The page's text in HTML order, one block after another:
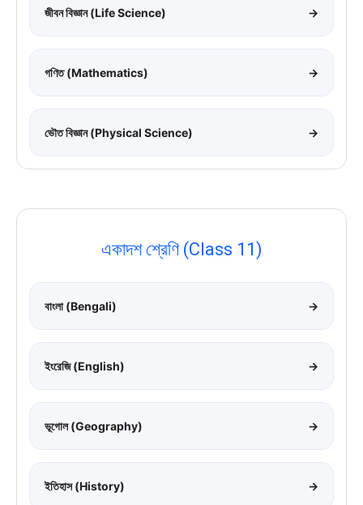
জীবন বিজ্ঞান (Life Science) →
গণিত (Mathematics) →
ভৌত বিজ্ঞান (Physical Science) →
একাদশ শ্রেণি (Class 11)
বাংলা (Bengali) →
ইংরেজি (English) →
ভূগোল (Geography) →
ইতিহাস (History) →